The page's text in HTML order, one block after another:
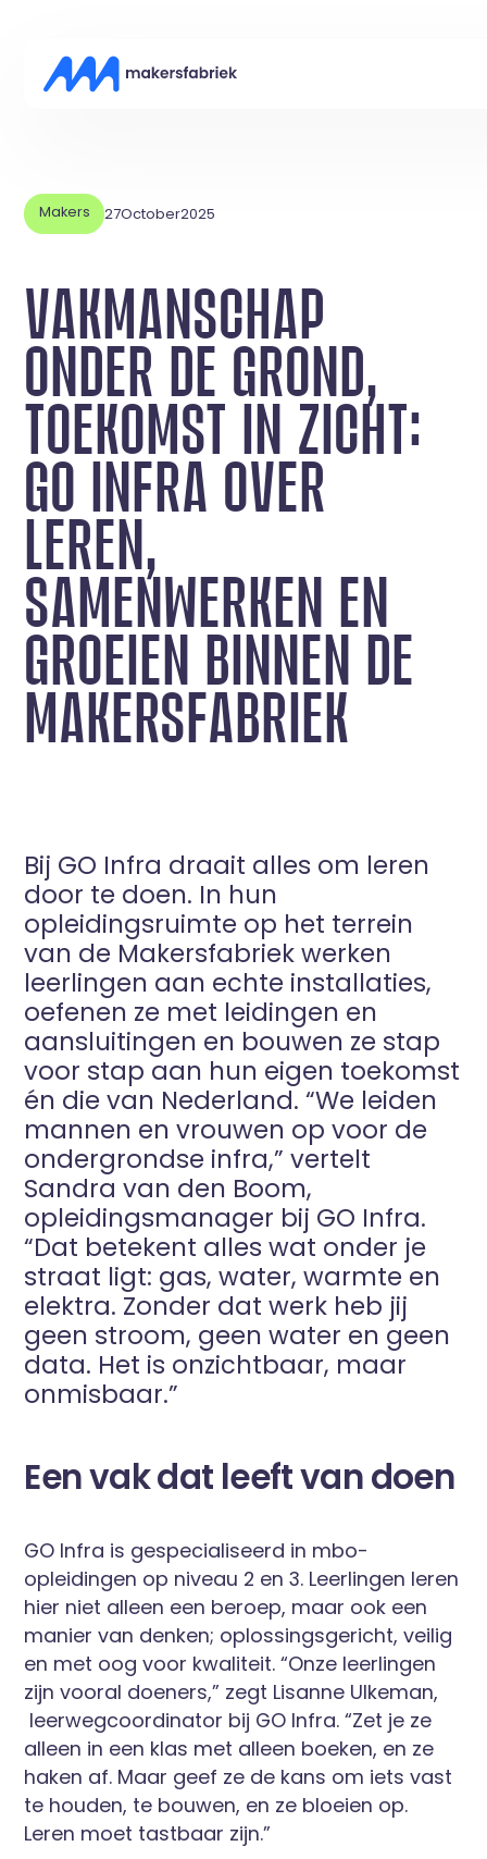
Makers 27October2025
VAKMANSCHAP
ONDER DE GROND,
TOEKOMST IN ZICHT:
GO INFRA OVER
LEREN,
SAMENWERKEN EN
GROEIEN BINNEN DE
MAKERSFABRIEK
Bij GO Infra draait alles om leren
door te doen. In hun
opleidingsruimte op het terrein
van de Makersfabriek werken
leerlingen aan echte installaties,
oefenen ze met leidingen en
aansluitingen en bouwen ze stap
voor stap aan hun eigen toekomst
én die van Nederland. “We leiden
mannen en vrouwen op voor de
ondergrondse infra,” vertelt
Sandra van den Boom,
opleidingsmanager bij GO Infra.
“Dat betekent alles wat onder je
straat ligt: gas, water, warmte en
elektra. Zonder dat werk heb jij
geen stroom, geen water en geen
data. Het is onzichtbaar, maar
onmisbaar.”
Een vak dat leeft van doen
GO Infra is gespecialiseerd in mbo-
opleidingen op niveau 2 en 3. Leerlingen leren
hier niet alleen een beroep, maar ook een
manier van denken; oplossingsgericht, veilig
en met oog voor kwaliteit. “Onze leerlingen
zijn vooral doeners,” zegt Lisanne Ulkeman,
leerwegcoordinator bij GO Infra. “Zet je ze
alleen in een klas met alleen boeken, en ze
haken af. Maar geef ze de kans om iets vast
te houden, te bouwen, en ze bloeien op.
Leren moet tastbaar zijn.”